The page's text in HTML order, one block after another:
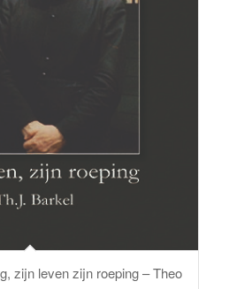
zijn leven zijn roeping – Theo